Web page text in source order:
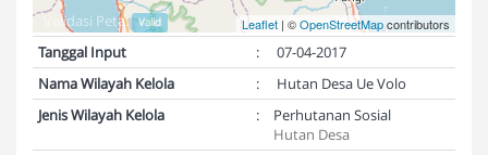
Leaflet | ©OpenStreetMapcontributors
Validasi Peta: Valid
Tanggal Input :
07-04-2017
Nama Wilayah Kelola
:
Hutan Desa Ue Volo
Jenis Wilayah Kelola
:
Perhutanan Sosial
Hutan Desa